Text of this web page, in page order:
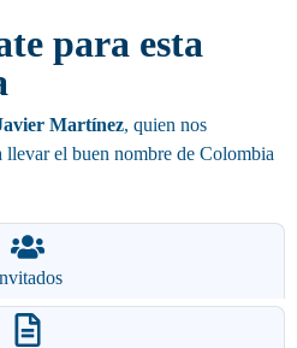
para esta
Martínez, quien nos
llevar el buen nombre de Colombia